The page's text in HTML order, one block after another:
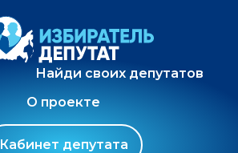
Найди своих депутатов
О проекте
Кабинет депутата